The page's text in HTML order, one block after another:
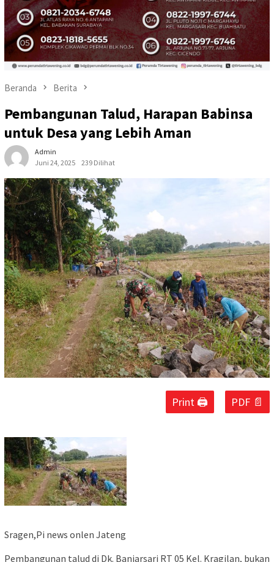
Beranda Berita
Pembangunan Talud, Harapan Babinsa
untuk Desa yang Lebih Aman
Admin
Juni 24, 2025
239 Dilihat
Print 🖨 PDF 📄
Sragen,Pi news onlen Jateng
Pembangunan talud di Dk. Banjarsari RT 05 Kel. Kragilan, bukan